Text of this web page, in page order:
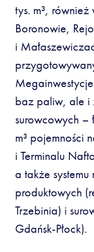
tys. m³,
Boronowie,
i
baz paliw, ale i
surowcowych –
m³ pojemności
i Terminalu
a także
produktowych
Trzebinia) i
Gdańsk-Płock).